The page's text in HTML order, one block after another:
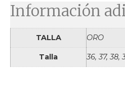
Información
TALLA ORO
Talla 36, 37, 38,